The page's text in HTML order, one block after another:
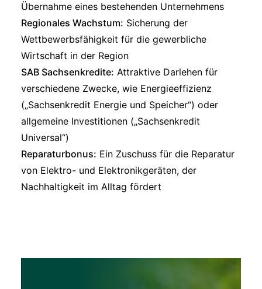
Übernahme eines bestehenden Unternehmens
Regionales Wachstum: Sicherung der
Wettbewerbsfähigkeit für die gewerbliche
Wirtschaft in der Region
SAB Sachsenkredite: Attraktive Darlehen für
verschiedene Zwecke, wie Energieeffizienz
(„Sachsenkredit Energie und Speicher“) oder
allgemeine Investitionen („Sachsenkredit
Universal“)
Reparaturbonus: Ein Zuschuss für die Reparatur
von Elektro- und Elektronikgeräten, der
Nachhaltigkeit im Alltag fördert